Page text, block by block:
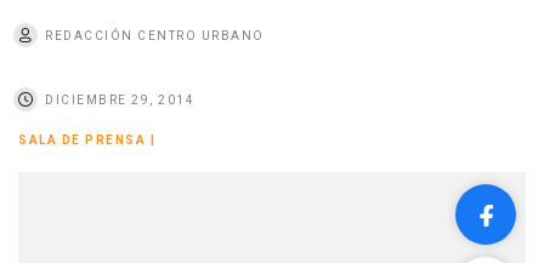
REDACCIÓN CENTRO URBANO
DICIEMBRE 29, 2014
SALA DE PRENSA